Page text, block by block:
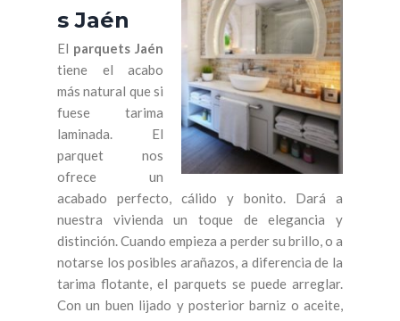
s Jaén
El parquets Jaén
tiene el acabo
más natural que si
fuese tarima
laminada. El
parquet nos
ofrece un
acabado perfecto, cálido y bonito. Dará a
nuestra vivienda un toque de elegancia y
distinción. Cuando empieza a perder su brillo, o a
notarse los posibles arañazos, a diferencia de la
tarima flotante, el parquets se puede arreglar.
Con un buen lijado y posterior barniz o aceite,